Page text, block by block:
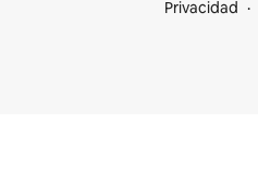
Privacidad